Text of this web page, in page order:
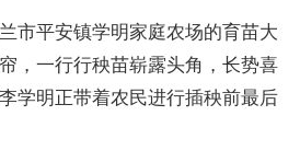
市平安镇学明家庭农场的育苗大
，一行行秧苗崭露头角，长势喜
学明正带着农民进行插秧前最后